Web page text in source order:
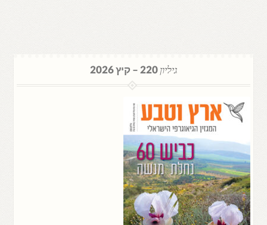
גיליון220 – קיץ 2026